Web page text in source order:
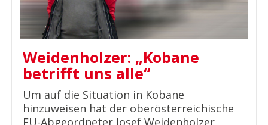
Weidenholzer: „Kobane
betrifft uns alle“
Um auf die Situation in Kobane
hinzuweisen hat der oberösterreichische